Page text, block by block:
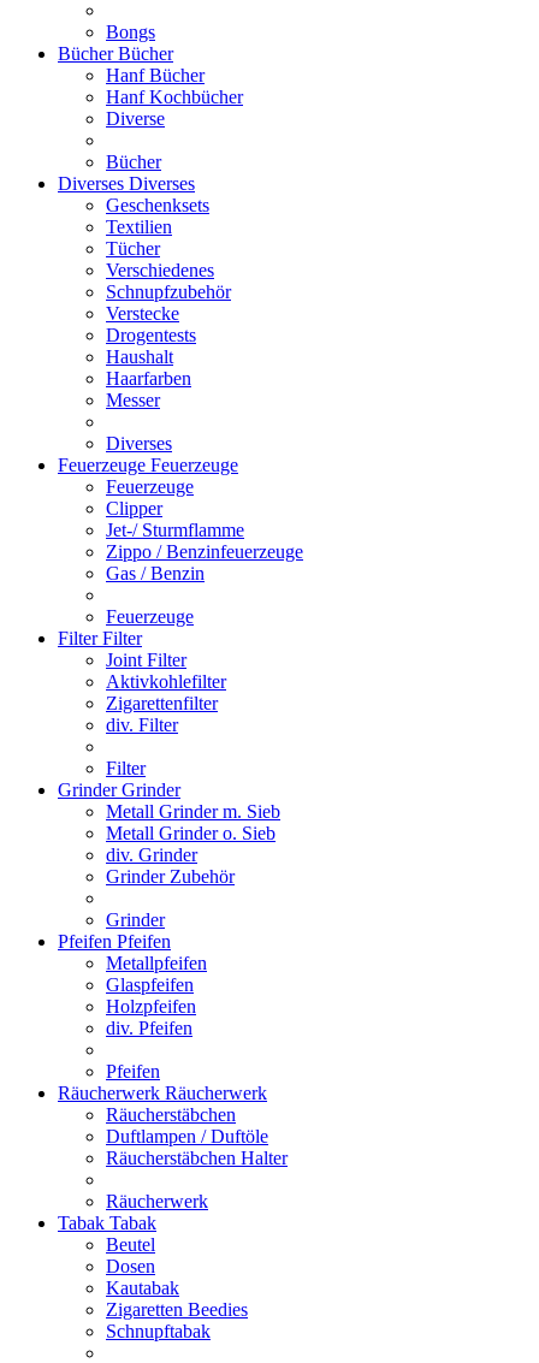
Bongs
BücherBücher
Hanf Bücher
Hanf Kochbücher
Diverse
Bücher
Diverses Diverses
Geschenksets
Textilien
Tücher
Verschiedenes
Schnupfzubehör
Verstecke
Drogentests
Haushalt
Haarfarben
Messer
Diverses
Feuerzeuge Feuerzeuge
Feuerzeuge
Clipper
Jet-/ Sturmflamme
Zippo / Benzinfeuerzeuge
Gas / Benzin
Feuerzeuge
FilterFilter
Joint Filter
Aktivkohlefilter
Zigarettenfilter
div. Filter
Filter
GrinderGrinder
Metall Grinder m. Sieb
Metall Grinder o. Sieb
div. Grinder
Grinder Zubehör
Grinder
Pfeifen Pfeifen
Metallpfeifen
Glaspfeifen
Holzpfeifen
div. Pfeifen
Pfeifen
Räucherwerk Räucherwerk
Räucherstäbchen
Duftlampen / Duftöle
Räucherstäbchen Halter
Räucherwerk
Tabak Tabak
Beutel
Dosen
Kautabak
Zigaretten Beedies
Schnupftabak